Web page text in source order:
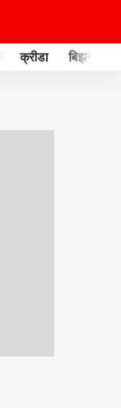
क्रीडा बिझनेस